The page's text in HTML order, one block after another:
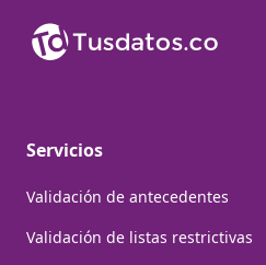
Servicios
Validación de antecedentes
Validación de listas restrictivas